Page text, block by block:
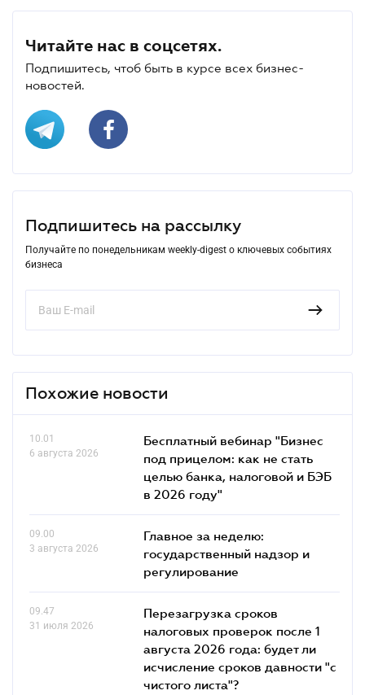
Читайте нас в соцсетях.
Подпишитесь, чтоб быть в курсе всех бизнес-
новостей.
Подпишитесь на рассылку
Получайте по понедельникам weekly-digest о ключевых событиях
бизнеса
Похожие новости
10.01
6 августа 2026
Бесплатный вебинар "Бизнес
под прицелом: как не стать
целью банка, налоговой и БЭБ
в 2026 году"
09.00
3 августа 2026
Главное за неделю:
государственный надзор и
регулирование
09.47
31 июля 2026
Перезагрузка сроков
налоговых проверок после 1
августа 2026 года: будет ли
исчисление сроков давности "с
чистого листа"?